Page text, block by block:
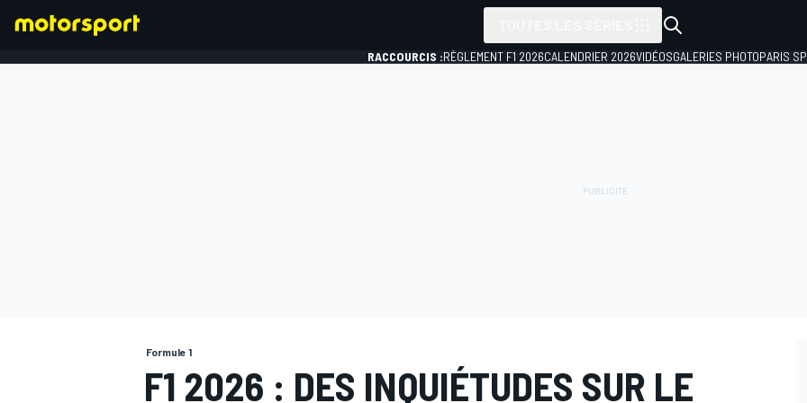
RACCOURCIS :RÈGLEMENT F1 2026CALENDRIER 2026VIDÉOSGALERIES PHOTOPARIS
Formule 1
F1 2026 : DES INQUIÉTUDES SUR LE